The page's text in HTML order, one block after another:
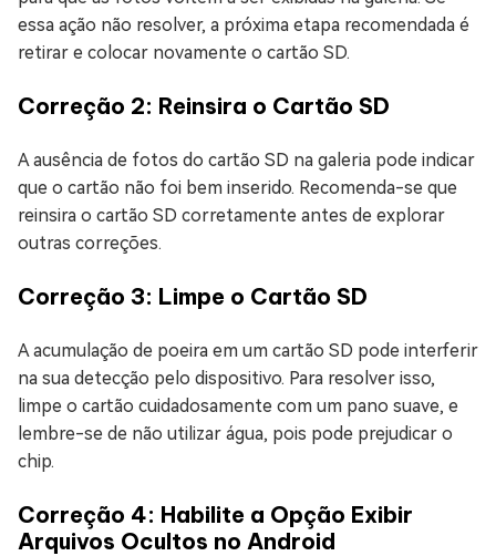
essa ação não resolver, a próxima etapa recomendada é
retirar e colocar novamente o cartão SD.
Correção 2: Reinsira o Cartão SD
A ausência de fotos do cartão SD na galeria pode indicar
que o cartão não foi bem inserido. Recomenda-se que
reinsira o cartão SD corretamente antes de explorar
outras correções.
Correção 3: Limpe o Cartão SD
A acumulação de poeira em um cartão SD pode interferir
na sua detecção pelo dispositivo. Para resolver isso,
limpe o cartão cuidadosamente com um pano suave, e
lembre-se de não utilizar água, pois pode prejudicar o
chip.
Correção 4: Habilite a Opção Exibir
Arquivos Ocultos no Android